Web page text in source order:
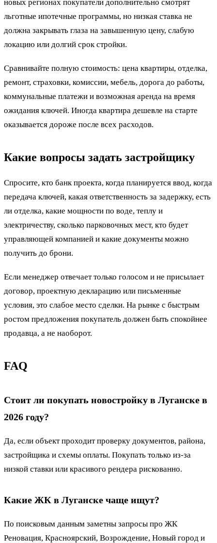
новых регионах покупатели дополнительно смотрят
льготные ипотечные программы, но низкая ставка не
должна закрывать глаза на завышенную цену, слабую
локацию или долгий срок стройки.
Сравнивайте полную стоимость: цена квартиры, отделка,
ремонт, страховки, комиссии, мебель, дорога до работы,
коммунальные платежи и возможная аренда на время
ожидания ключей. Иногда квартира дешевле на старте
оказывается дороже после всех расходов.
Какие вопросы задать застройщику
Спросите, кто банк проекта, когда планируется ввод, когда
передача ключей, какая ответственность за задержку, есть
ли отделка, какие мощности по воде, теплу и
электричеству, сколько парковочных мест, кто будет
управляющей компанией и какие документы можно
получить до брони.
Если менеджер отвечает только голосом и не присылает
договор, проектную декларацию или письменные
условия, это слабое место сделки. На рынке с быстрым
ростом предложения покупатель должен быть спокойнее
продавца, а не наоборот.
FAQ
Стоит ли покупать новостройку в Луганске в
2026 году?
Да, если объект проходит проверку документов, района,
застройщика и схемы оплаты. Покупать только из-за
низкой ставки или красивого рендера рискованно.
Какие ЖК в Луганске чаще ищут?
По поисковым данным заметны запросы про ЖК
Реновация, Красноярский, Возрождение, Новый город и